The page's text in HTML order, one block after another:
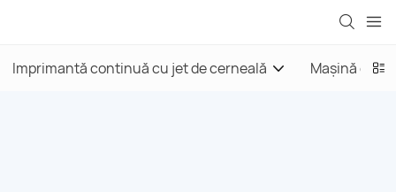
Imprimantă continuă cu jet de cerneală Mașină de